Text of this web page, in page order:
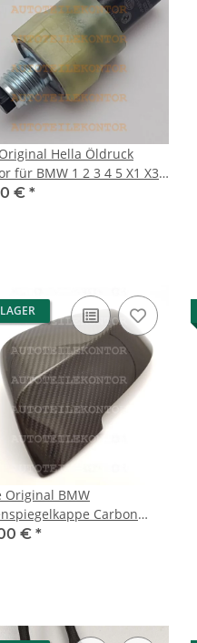
Hella Öldruck
für BMW 1 2 3 4 5 X1 X3
Z4 Volvo, Ford
€ *
Original BMW
Carbon
Alpina für BMW 5er 6er
€ *